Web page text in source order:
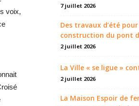
voix,
7 juillet 2026
Des travaux d’été
construction du pont
2 juillet 2026
La Ville « se ligue »
2 juillet 2026
La Maison Espoir de